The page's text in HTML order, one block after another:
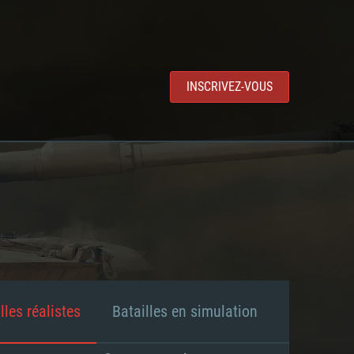
INSCRIVEZ-VOUS
réalistes Batailles en simulation